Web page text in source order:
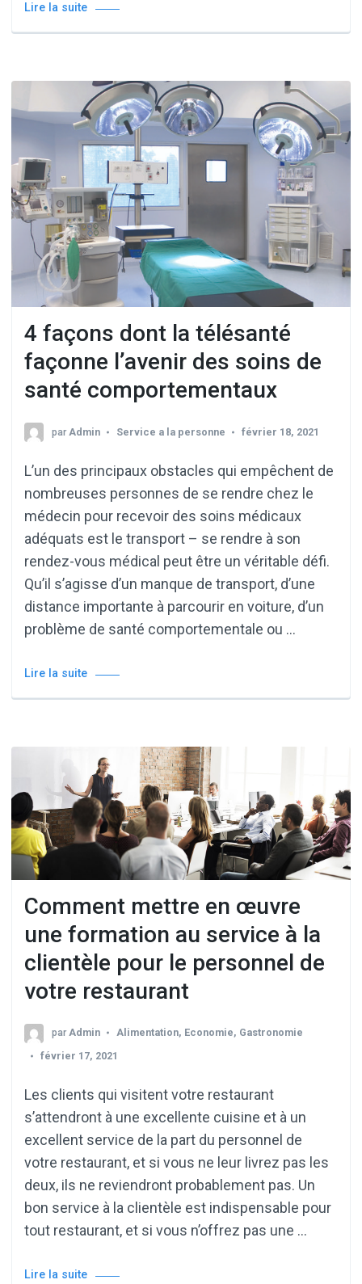
Lire la suite
4 façons dont la télésanté
façonne l’avenir des soins de
santé comportementaux
par Admin Service a la personne février 18, 2021
L’un des principaux obstacles qui empêchent de
nombreuses personnes de se rendre chez le
médecin pour recevoir des soins médicaux
adéquats est le transport – se rendre à son
rendez-vous médical peut être un véritable défi.
Qu’il s’agisse d’un manque de transport, d’une
distance importante à parcourir en voiture, d’un
problème de santé comportementale ou …
Lire la suite
Comment mettre en œuvre
une formation au service à la
clientèle pour le personnel de
votre restaurant
parAdmin Alimentation, Economie, Gastronomie
février 17, 2021
Les clients qui visitent votre restaurant
s’attendront à une excellente cuisine et à un
excellent service de la part du personnel de
votre restaurant, et si vous ne leur livrez pas les
deux, ils ne reviendront probablement pas. Un
bon service à la clientèle est indispensable pour
tout restaurant, et si vous n’offrez pas une …
Lire la suite